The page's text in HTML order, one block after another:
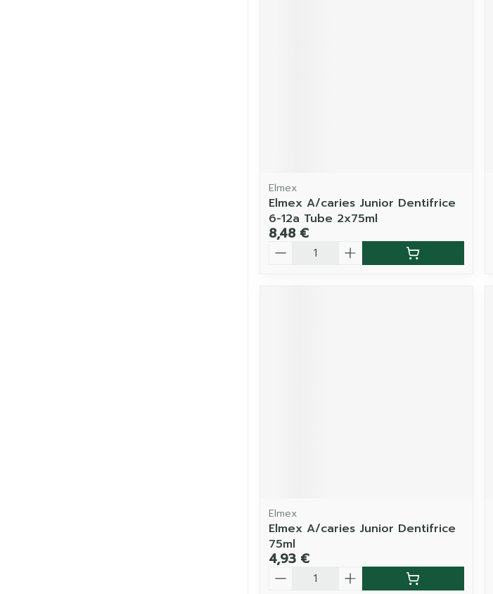
Elmex
Elmex A/caries Junior Dentifrice
6-12a Tube 2x75ml
8,48 €
Quantité
Elmex
Elmex A/caries Junior Dentifrice
75ml
4,93 €
Quantité